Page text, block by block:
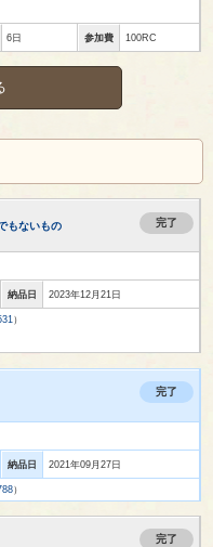
6日 参加費 100RC
もないもの 完了
納品日 2023年12月21日
）
完了
納品日 2021年09月27日
）
完了